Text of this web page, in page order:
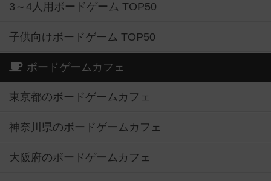
3～4人用ボードゲーム TOP50
子供向けボードゲーム TOP50
ボードゲームカフェ
東京都のボードゲームカフェ
神奈川県のボードゲームカフェ
大阪府のボードゲームカフェ